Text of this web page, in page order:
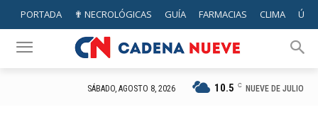
PORTADA ✟ NECROLÓGICAS GUÍA FARMACIAS CLIMA
SÁBADO, AGOSTO 8, 2026 10.5 C NUEVE DE JULIO